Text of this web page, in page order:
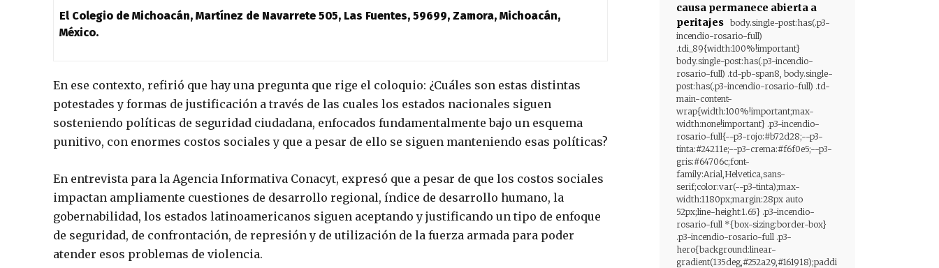
El Colegio de Michoacán, Martínez de Navarrete 505, Las Fuentes, 59699, Zamora, Michoacán,
México.
En ese contexto, refirió que hay una pregunta que rige el coloquio: ¿Cuáles son estas distintas
potestades y formas de justificación a través de las cuales los estados nacionales siguen
sosteniendo políticas de seguridad ciudadana, enfocados fundamentalmente bajo un esquema
punitivo, con enormes costos sociales y que a pesar de ello se siguen manteniendo esas políticas?
En entrevista para la Agencia Informativa Conacyt, expresó que a pesar de que los costos sociales
impactan ampliamente cuestiones de desarrollo regional, índice de desarrollo humano, la
gobernabilidad, los estados latinoamericanos siguen aceptando y justificando un tipo de enfoque
de seguridad, de confrontación, de represión y de utilización de la fuerza armada para poder
atender esos problemas de violencia.
causa permanece abierta a
peritajes body.single-post:has(.p3-
incendio-rosario-full)
.tdi_89{width:100%!important}
body.single-post:has(.p3-incendio-
rosario-full) .td-pb-span8, body.single-
post:has(.p3-incendio-rosario-full) .td-
main-content-
wrap{width:100%!important;max-
width:none!important} .p3-incendio-
rosario-full{--p3-rojo:#b72d28;--p3-
tinta:#24211e;--p3-crema:#f6f0e5;--p3-
gris:#64706c;font-
family:Arial,Helvetica,sans-
serif;color:var(--p3-tinta);max-
width:1180px;margin:28px auto
52px;line-height:1.65} .p3-incendio-
rosario-full *{box-sizing:border-box}
.p3-incendio-rosario-full .p3-
hero{background:linear-
gradient(135deg,#252a29,#161918);paddi